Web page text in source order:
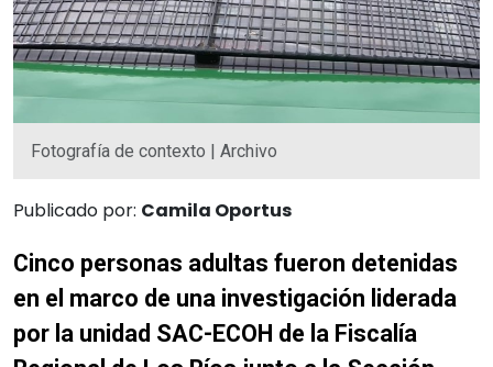
Fotografía de contexto | Archivo
Publicado por: Camila Oportus
Cinco personas adultas fueron detenidas
en el marco de una investigación liderada
por la unidad SAC-ECOH de la Fiscalía